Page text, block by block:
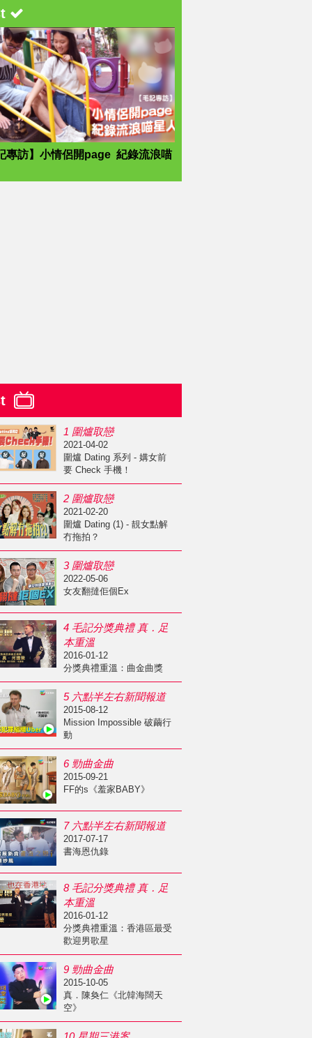
專訪】小情侶開page 紀錄流浪喵
1 圍爐取戀
2021-04-02
圍爐 Dating 系列 - 媾女前
要 Check 手機！
2 圍爐取戀
2021-02-20
圍爐 Dating (1) - 靚女點解
冇拖拍？
3 圍爐取戀
2022-05-06
女友翻撻佢個Ex
4 毛記分獎典禮 真．足
本重溫
2016-01-12
分獎典禮重溫：曲金曲獎
5 六點半左右新聞報道
2015-08-12
Mission Impossible 破繭行
動
6 勁曲金曲
2015-09-21
FF的s《羞家BABY》
7 六點半左右新聞報道
2017-07-17
書海恩仇錄
8 毛記分獎典禮 真．足
本重溫
2016-01-12
分獎典禮重溫：香港區最受
歡迎男歌星
9 勁曲金曲
2015-10-05
真．陳奐仁《北韓海闊天
空》